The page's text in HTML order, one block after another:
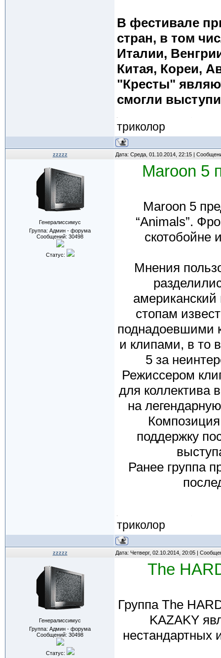
В фестивале
стран, в том
Италии,
Китая, Кореи,
"Кресты"
смогли
триколор
zzzzz Дата: Среда, 01.10.2014, 22:15 |
Генералиссимус
Группа: Админ - форума
Сообщений: 30498
Статус:
Maroon 5
Maroon 5
“Animals”.
скотобойне
Мнения
стопам
поднадоевшими
и клипами, в то
5 за
Режиссером
для коллектива
на
поддержку
Ранее группа
триколор
zzzzz Дата: Четверг, 02.10.2014, 20:05 |
Генералиссимус
Группа: Админ - форума
Сообщений: 30498
Статус:
The
Группа The
KAZAKY
нестандартных